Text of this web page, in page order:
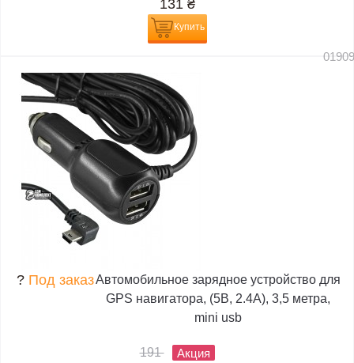
131 ₴
Купить
? Под заказАвтомобильное зарядное устройство для
GPS навигатора, (5В, 2.4А), 3,5 метра,
mini usb
191 Акция